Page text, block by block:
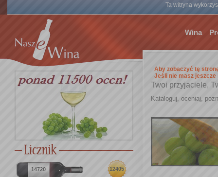
Ta witryna
Wina
14720 12405
Aby zobaczyć tę
Jeśli nie masz jeszcze
Twoi przyjaciele,
Kataloguj, oceniaj,